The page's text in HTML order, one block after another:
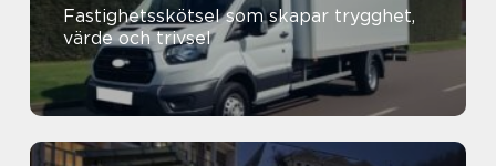
Fastighetsskötsel som skapar trygghet,
värde och trivsel